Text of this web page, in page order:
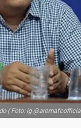
( Foto: ig